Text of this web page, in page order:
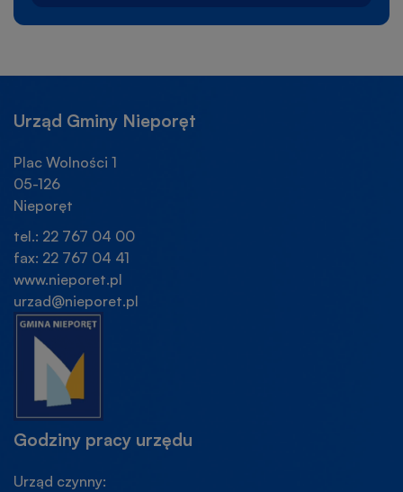
Urząd Gminy Nieporęt
Plac Wolności 1
05-126
Nieporęt
tel.: 22 767 04 00
fax: 22 767 04 41
www.nieporet.pl
urzad@nieporet.pl
Godziny pracy urzędu
Urząd czynny: